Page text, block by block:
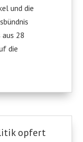
und die
28
die
opfert